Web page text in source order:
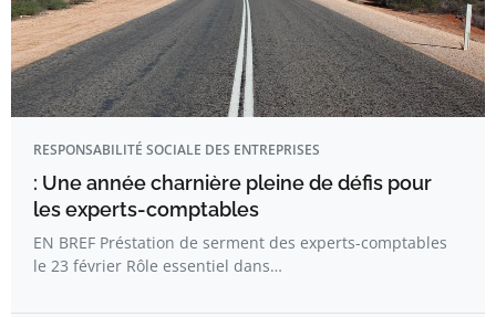
RESPONSABILITÉ SOCIALE DES ENTREPRISES
: Une année charnière pleine de défis pour
les experts-comptables
EN BREF Préstation de serment des experts-comptables
le 23 février Rôle essentiel dans…